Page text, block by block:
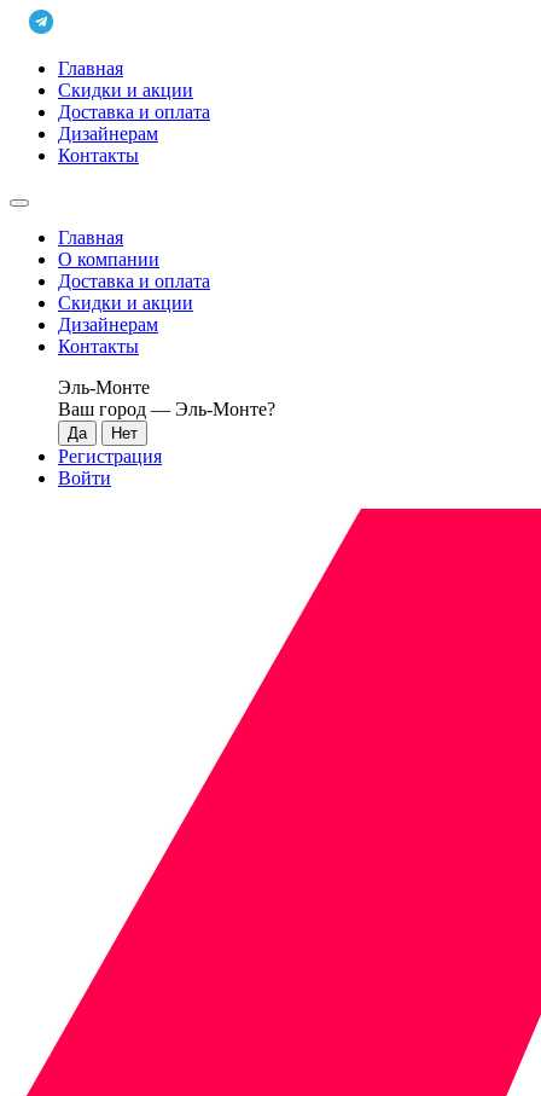
Главная
Скидки и акции
Доставка и оплата
Дизайнерам
Контакты
Главная
О компании
Доставка и оплата
Скидки и акции
Дизайнерам
Контакты
Эль-Монте
Ваш город — Эль-Монте?
Регистрация
Войти